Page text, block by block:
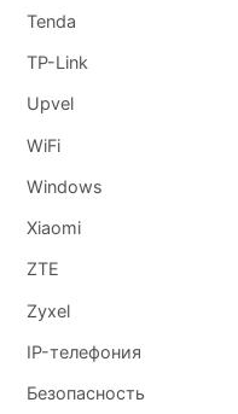
Tenda
TP-Link
Upvel
WiFi
Windows
Xiaomi
ZTE
Zyxel
IP-телефония
Безопасность